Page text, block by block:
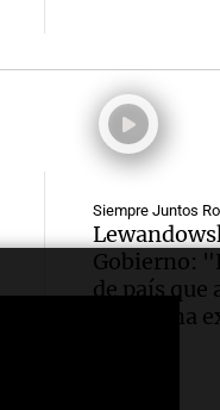
asilo
Panorama
Episodios
noticias
este
Noticias
Episodios
en
Audio.
52ª
Audio.
Siempre Juntos
Gobierno:
de país que
Argentina